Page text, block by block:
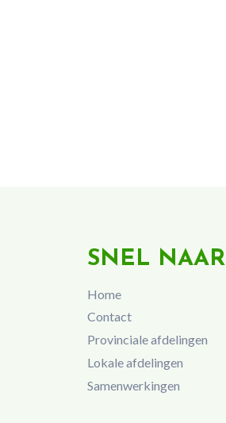
SNEL NAAR
Home
Contact
Provinciale afdelingen
Lokale afdelingen
Samenwerkingen